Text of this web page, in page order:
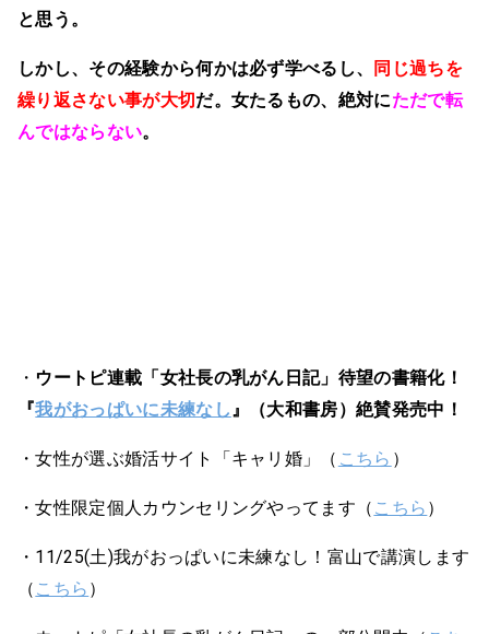
と思う。
しかし、その経験から何かは必ず学べるし、
同じ過ちを
繰り返さない事が大切だ。女たるもの、絶対にただで転
んではならない。
・ ウートピ連載「女社長の乳がん日記」待望の書籍化！
『我がおっぱいに未練なし』（大和書房）絶賛発売中！
・女性が選ぶ婚活サイト「キャリ婚」（ こちら ）
・女性限定個人カウンセリングやってます（ こちら ）
・11/25(土)我がおっぱいに未練なし！富山で講演します
（ こちら ）